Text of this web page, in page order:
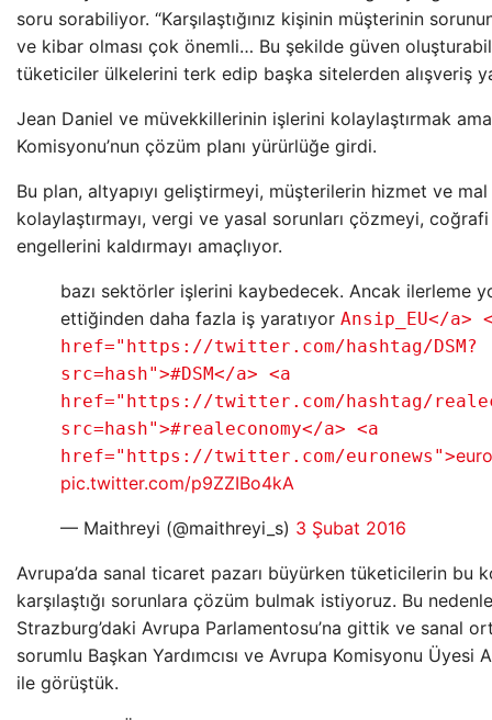
soru sorabiliyor. “Karşılaştığınız kişinin müşterinin
ve kibar olması çok önemli… Bu şekilde güven
tüketiciler ülkelerini terk edip başka sitelerden alışveriş
Jean Daniel ve müvekkillerinin işlerini kolaylaştırmak
Komisyonu’nun çözüm planı yürürlüğe girdi.
Bu plan, altyapıyı geliştirmeyi, müşterilerin hizmet ve mal
kolaylaştırmayı, vergi ve yasal sorunları çözmeyi,
engellerini kaldırmayı amaçlıyor.
bazı sektörler işlerini kaybedecek. Ancak ilerleme
ettiğinden daha fazla iş yaratıyor Ansip_EU</a>
href="https://twitter.com/hashtag/DSM?
src=hash">#DSM</a> <a
href="https://twitter.com/hashtag/
src=hash">#realeconomy</a> <a
href="https://twitter.com/euronews">
pic.twitter.com/p9ZZIBo4kA
— Maithreyi (@maithreyi_s) 3 Şubat 2016
Avrupa’da sanal ticaret pazarı büyürken tüketicilerin bu
karşılaştığı sorunlara çözüm bulmak istiyoruz. Bu nedenle
Strazburg’daki Avrupa Parlamentosu’na gittik ve sanal
sorumlu Başkan Yardımcısı ve Avrupa Komisyonu Üyesi
ile görüştük.